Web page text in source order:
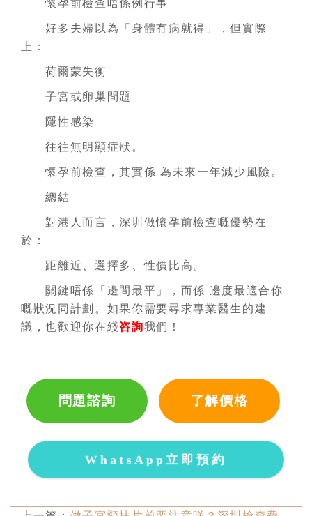
懷孕前檢查唔係例行事
好多夫婦以為「身體冇病就得」，但實際
上：
荷爾蒙失衡
子宮或卵巢問題
隱性感染
往往無明顯症狀。
懷孕前檢查，其實係 為未來一年減少風險。
總結
對港人而言，深圳做懷孕前檢查嘅優勢在
於：
距離近、選擇多、性價比高。
關鍵唔係「邊間最平」，而係 邊度最適合你
嘅狀況同計劃。如果你需要尋求專業醫生的建
議，也歡迎你在綫咨詢我們！
問題諮詢 了解價格
WhatsApp立即預約